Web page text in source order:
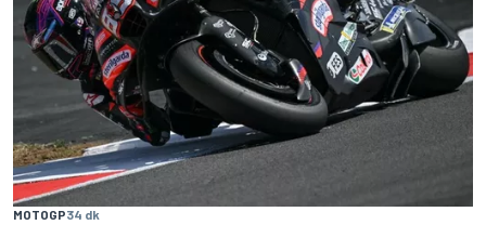
MOTOGP34 dk